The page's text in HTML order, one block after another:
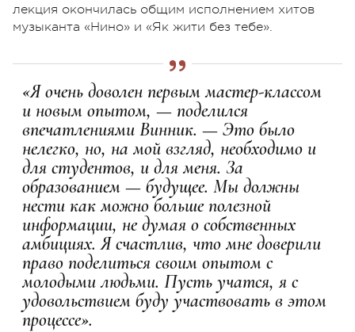
лекция окончилась общим исполнением хитов
музыканта «Нино» и «Як жити без тебе».
«Я очень доволен первым мастер-классом
и новым опытом, — поделился
впечатлениями Винник. — Это было
нелегко, но, на мой взгляд, необходимо и
для студентов, и для меня. За
образованием — будущее. Мы должны
нести как можно больше полезной
информации, не думая о собственных
амбициях. Я счастлив, что мне доверили
право поделиться своим опытом с
молодыми людьми. Пусть учатся, я с
удовольствием буду участвовать в этом
процессе».